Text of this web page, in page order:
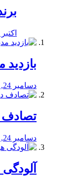
اکتبر 12, 2019
دسامبر 24, 2019
تصادف
دسامبر 24, 2019